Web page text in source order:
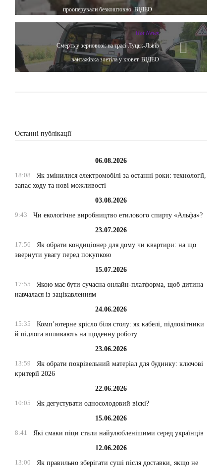
прооперували безкоштовно. ВІДЕО
Hot News
Смерть у зерновозі: на трасі Луцьк-Львів
вантажівка злетіла у кювет. ВІДЕО
Останні публікації
06.08.2026
18:08
Як змінилися електромобілі за останні роки: технології,
запас ходу та нові можливості
03.08.2026
9:43
Чи екологічне виробництво етилового спирту «Альфа»?
23.07.2026
17:56
Як обрати кондиціонер для дому чи квартири: на що
звернути увагу перед покупкою
15.07.2026
17:55
Якою має бути сучасна онлайн-платформа, щоб дитина
навчалася із зацікавленням
24.06.2026
15:35
Комп’ютерне крісло біля столу: як кабелі, підлокітники
й підлога впливають на щоденну роботу
23.06.2026
13:59
Як обрати покрівельний матеріал для будинку: ключові
критерії 2026
22.06.2026
10:05
Як дегустувати односолодовий віскі?
15.06.2026
8:41
Які смаки піци стали найулюбленішими серед українців
12.06.2026
13:00
Як правильно зберігати суші після доставки, якщо не